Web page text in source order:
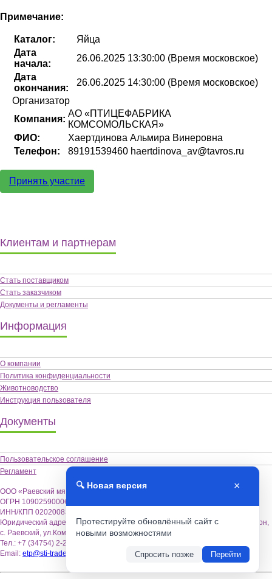
Примечание:
Каталог:
Яйца
Дата
начала:
26.06.2025 13:30:00 (Время московское)
Дата
окончания:
26.06.2025 14:30:00 (Время московское)
Организатор
Компания:
АО «ПТИЦЕФАБРИКА
КОМСОМОЛЬСКАЯ»
ФИО:
Хаертдинова Альмира Винеровна
Телефон:
89191539460 haertdinova_av@tavros.ru
Принять участие
Клиентам и партнерам
Стать поставщиком
Стать заказчиком
Документы и регламенты
Информация
О компании
Политика конфиденциальности
Животноводство
Инструкция пользователя
Документы
Пользовательское соглашение
Регламент
ООО «Раевский мясокомбинат «Альшей-мясо»,
ОГРН 1090259000622
ИНН/КПП 0202008355 / 020201001
Юридический адрес: 452122, Республика Башкортостан, Альшеевский район,
с. Раевский, ул.Коммунистическая,18.
Тел.: +7 (34754) 2-26-70
Email: etp@sti-trade.ru
🔍 Новая версия ×
Протестируйте обновлённый сайт с
новыми возможностями
Спросить позже Перейти